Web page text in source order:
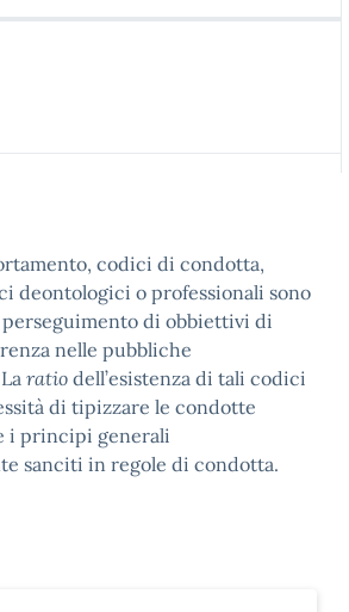
codici di condotta,
deontologici o professionali sono
di obbiettivi di
nelle pubbliche
ratio dell’esistenza di tali codici
di tipizzare le condotte
i principi generali
sanciti in regole di condotta.